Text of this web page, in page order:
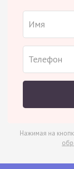
Нажимая на